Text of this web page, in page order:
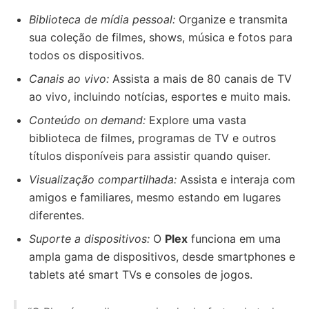
Biblioteca de mídia pessoal: Organize e transmita
sua coleção de filmes, shows, música e fotos para
todos os dispositivos.
Canais ao vivo: Assista a mais de 80 canais de TV
ao vivo, incluindo notícias, esportes e muito mais.
Conteúdo on demand: Explore uma vasta
biblioteca de filmes, programas de TV e outros
títulos disponíveis para assistir quando quiser.
Visualização compartilhada: Assista e interaja com
amigos e familiares, mesmo estando em lugares
diferentes.
Suporte a dispositivos: O Plex funciona em uma
ampla gama de dispositivos, desde smartphones e
tablets até smart TVs e consoles de jogos.